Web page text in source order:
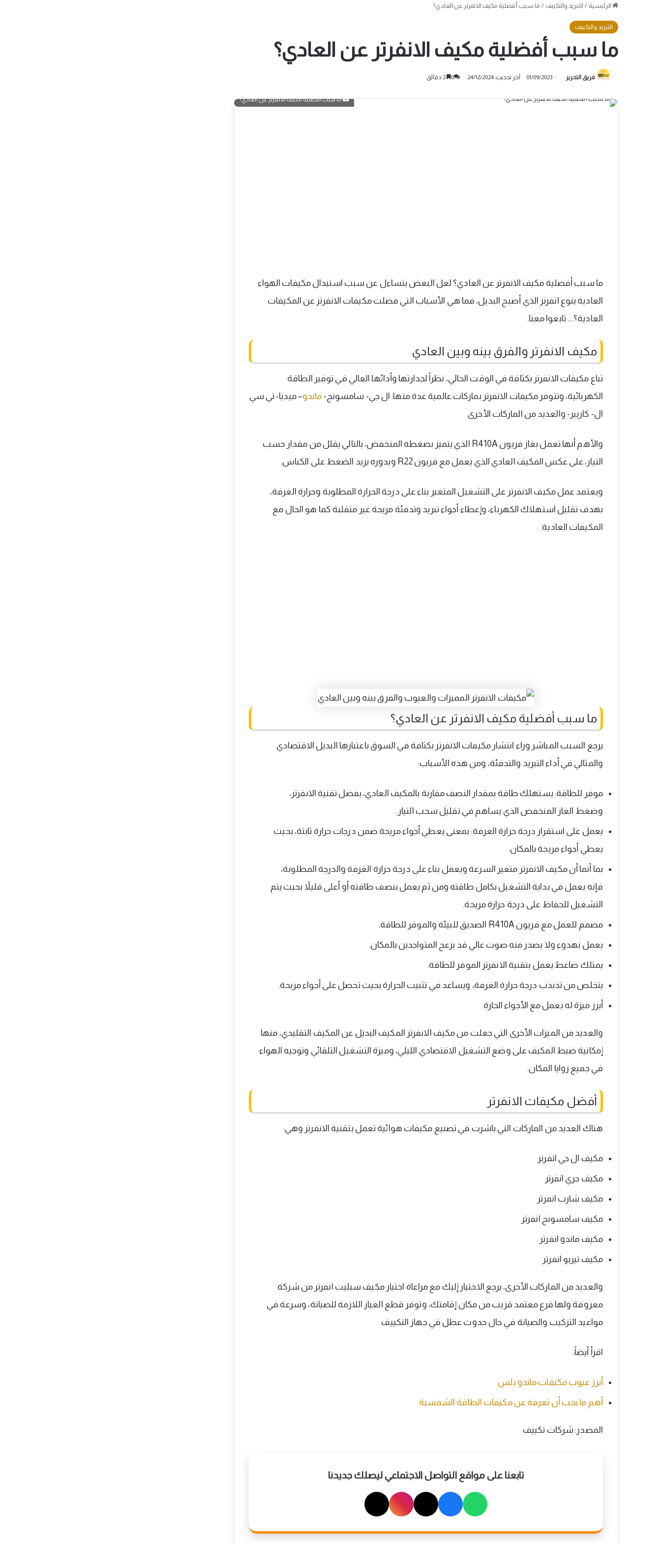
الرئيسية / التبريد والتكييف / ما سبب أفضلية مكيف الانفرتر عن العادي؟
التبريد والتكييف
ما سبب أفضلية مكيف الانفرتر عن العادي؟
فريق التحرير 01/09/2023 آخر تحديث: 24/12/2024 0
ما سبب أفضلية مكيف الانفرتر عن العادي؟
ما سبب أفضلية مكيف الانفرتر عن العادي؟ لعل البعض يتساءل عن سبب استبدال مكيفات الهواء
العادية بنوع انفرتر الذي أصبح البديل، فما هي الأسباب التي فضلت مكيفات الانفرتر عن المكيفات
العادية؟…. تابعوا معنا.
مكيف الانفرتر والفرق بينه وبين العادي
تباع مكيفات الانفرتر بكثافة في الوقت الحالي، نظراً لجدارتها وأدائها العالي في توفير الطاقة
الكهربائية، وتتوفر مكيفات الانفرتر بماركات عالمية عدة منها: ال جي- سامسونج- ماندو– ميديا- تي سي
ال- كاريير- والعديد من الماركات الأخرى.
والأهم أنها تعمل بغاز فريون R410A الذي يتميز بضغطه المنخفض، بالتالي يقلل من مقدار حسب
التيار، على عكس المكيف العادي الذي يعمل مع فريون R22 وبدوره يزيد الضغط على الكباس.
ويعتمد عمل مكيف الانفرتر على التشغيل المتغير بناء على درجة الحرارة المطلوبة وحرارة الغرفة،
بهدف تقليل استهلاك الكهرباء، وإعطاء أجواء تبريد وتدفئة مريحة غير متقلبة كما هو الحال مع
المكيفات العادية.
ما سبب أفضلية مكيف الانفرتر عن العادي؟
يرجع السبب المباشر وراء انتشار مكيفات الانفرتر بكثافة في السوق باعتبارها البديل الاقتصادي
والمثالي في أداء التبريد والتدفئة، ومن هذه الأسباب:
موفر للطاقة: يستهلك طاقة بمقدار النصف مقارنة بالمكيف العادي، بفضل تقنية الانفرتر،
وضغط الغاز المنخفض الذي يساهم في تقليل سحب التيار.
يعمل على استقرار درجة حرارة الغرفة: بمعنى يعطي أجواء مريحة ضمن درجات حرارة ثابتة، بحيث
يعطي أجواء مريحة بالمكان.
بما أنما أن مكيف الانفرتر متغير السرعة ويعمل بناء على درجة حرارة الغرفة والدرجة المطلوبة،
فإنه يعمل في بداية التشغيل بكامل طاقته ومن ثم يعمل بنصف طاقته أو أعلى قليلاً بحيث يتم
التشغيل للحفاظ على درجة حرارة مريحة.
مصمم للعمل مع فريون R410A الصديق للبيئة والموفر للطاقة.
يعمل بهدوء ولا يصدر منه صوت عالي قد يزعج المتواجدين بالمكان.
يمتلك ضاغط يعمل بتقنية الانفرتر الموفر للطاقة.
يتخلص من تذبذب درجة حرارة الغرفة، ويساعد في تثبيت الحرارة بحيث تحصل على أجواء مريحة.
أبرز ميزة له يعمل مع الأجواء الحارة.
والعديد من الميزات الأخرى التي جعلت من مكيف الانفرتر المكيف البديل عن المكيف التقليدي، منها
إمكانية ضبط المكيف على وضع التشغيل الاقتصادي الليلي، وميزة التشغيل التلقائي وتوجيه الهواء
في جميع زوايا المكان.
أفضل مكيفات الانفرتر
هناك العديد من الماركات التي باشرت في تصنيع مكيفات هوائية تعمل بتقنية الانفرتر وهي:
مكيف ال جي انفرتر
مكيف جري انفرتر
مكيف شارب انفرتر
مكيف سامسونج انفرتر
مكيف ماندو انفرتر
مكيف تيربو انفرتر
والعديد من الماركات الأخرى، يرجع الاختيار إليك مع مراعاة اختيار مكيف سبليت انفرتر من شركة
معروفة ولها فرع معتمد قريب من مكان إقامتك، وتوفر قطع الغيار اللازمة للصيانة، وسرعة في
مواعيد التركيب والصيانة في حال حدوث عطل في جهاز التكييف
اقرأ أيضاً:
أبرز عيوب مكيفات ماندو بلس
أهم ما يجب أن تعرفه عن مكيفات الطاقة الشمسية
المصدر: شركات تكييف
تابعنا على مواقع التواصل الاجتماعي ليصلك جديدنا